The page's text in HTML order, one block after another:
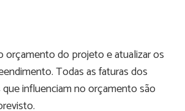
orçamento do projeto e atualizar os
Todas as faturas dos
influenciam no orçamento são